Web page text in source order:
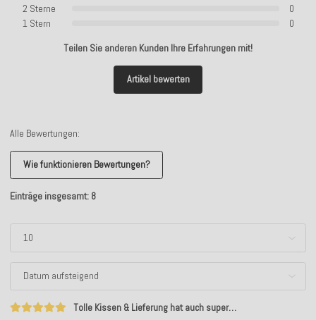
2 Sterne
0
1 Stern
0
Teilen Sie anderen Kunden Ihre Erfahrungen mit!
Artikel bewerten
Alle Bewertungen:
Wie funktionieren Bewertungen?
Einträge insgesamt: 8
Tolle Kissen & Lieferung hat auch super…